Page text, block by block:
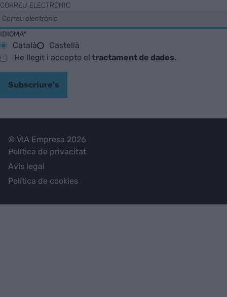
CORREU ELECTRÒNIC
IDIOMA*
Català
Castellà
He llegit i accepto eltractament de dades.
Subscriure's
© VIA Empresa 2026
Política de privacitat
Avís legal
Política de cookies